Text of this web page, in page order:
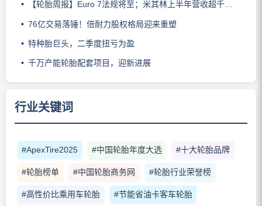
【轮胎周报】Euro 7法规将至；米其林上半年营收超千亿；倍耐力上半年盈利稳增；龙星炭黑斩获欧洲近万吨订单
76亿交易落锤！倍耐力股权格局迎来重塑
特种胎巨头，二季度扭亏为盈
千万产能轮胎配套项目，迎新进展
行业关键词
#ApexTire2025 #中国轮胎年度大选 #十大轮胎品牌
#轮胎榜单 #中国轮胎商务网 #轮胎行业荣誉榜
#高性价比乘用车轮胎 #节能省油卡客车轮胎